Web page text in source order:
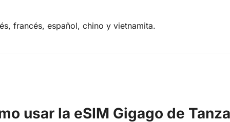
francés, español, chino y vietnamita.
usar la eSIM Gigago de